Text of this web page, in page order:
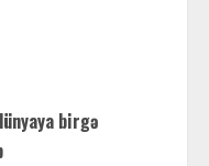
birgə